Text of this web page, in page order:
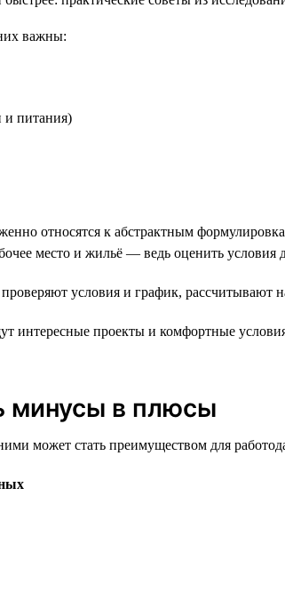
важны:
и питания)
относятся к абстрактным
место и жильё — ведь оценить условия
условия и график, рассчитывают
интересные проекты и комфортные
минусы в плюсы
может стать преимуществом для